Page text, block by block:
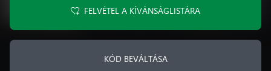
FELVÉTEL A KÍVÁNSÁGLISTÁRA
KÓD BEVÁLTÁSA